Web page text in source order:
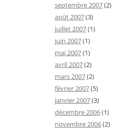
septembre 2007(2)
août 2007(3)
juillet 2007(1)
juin 2007(1)
mai 2007(1)
avril 2007(2)
mars 2007(2)
février 2007(5)
janvier 2007(3)
décembre 2006(1)
novembre 2006(2)